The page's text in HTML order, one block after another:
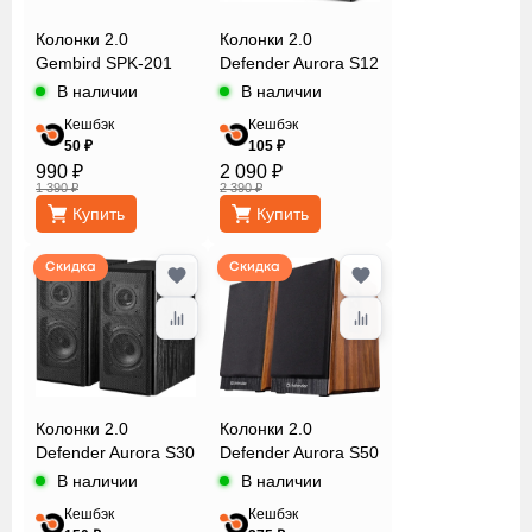
Sven
Гарнизон
доп.функции
Материал
корпуса
Мощность
Полоса
частот
Колонки 2.0
Gembird SPK-201
В наличии
Кешбэк
50 ₽
990 ₽
1 390 ₽
Купить
Колонки 2.0
Defender Aurora S12
В наличии
Кешбэк
105 ₽
2 090 ₽
2 390 ₽
Купить
Скидка
Колонки 2.0
Defender Aurora S30
В наличии
Кешбэк
Скидка
Колонки 2.0
Defender Aurora S50
В наличии
Кешбэк